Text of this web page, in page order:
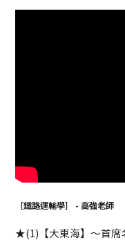
［鐵路運輸學］ - 高強老師
★(1)【大東海】～首席